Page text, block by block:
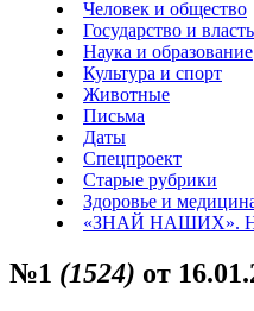
Человек и общество
Государство и власть
Наука и образование
Культура и спорт
Животные
Письма
Даты
Спецпроект
Старые рубрики
Здоровье и
«ЗНАЙ НАШИХ».
№1 (1524) от